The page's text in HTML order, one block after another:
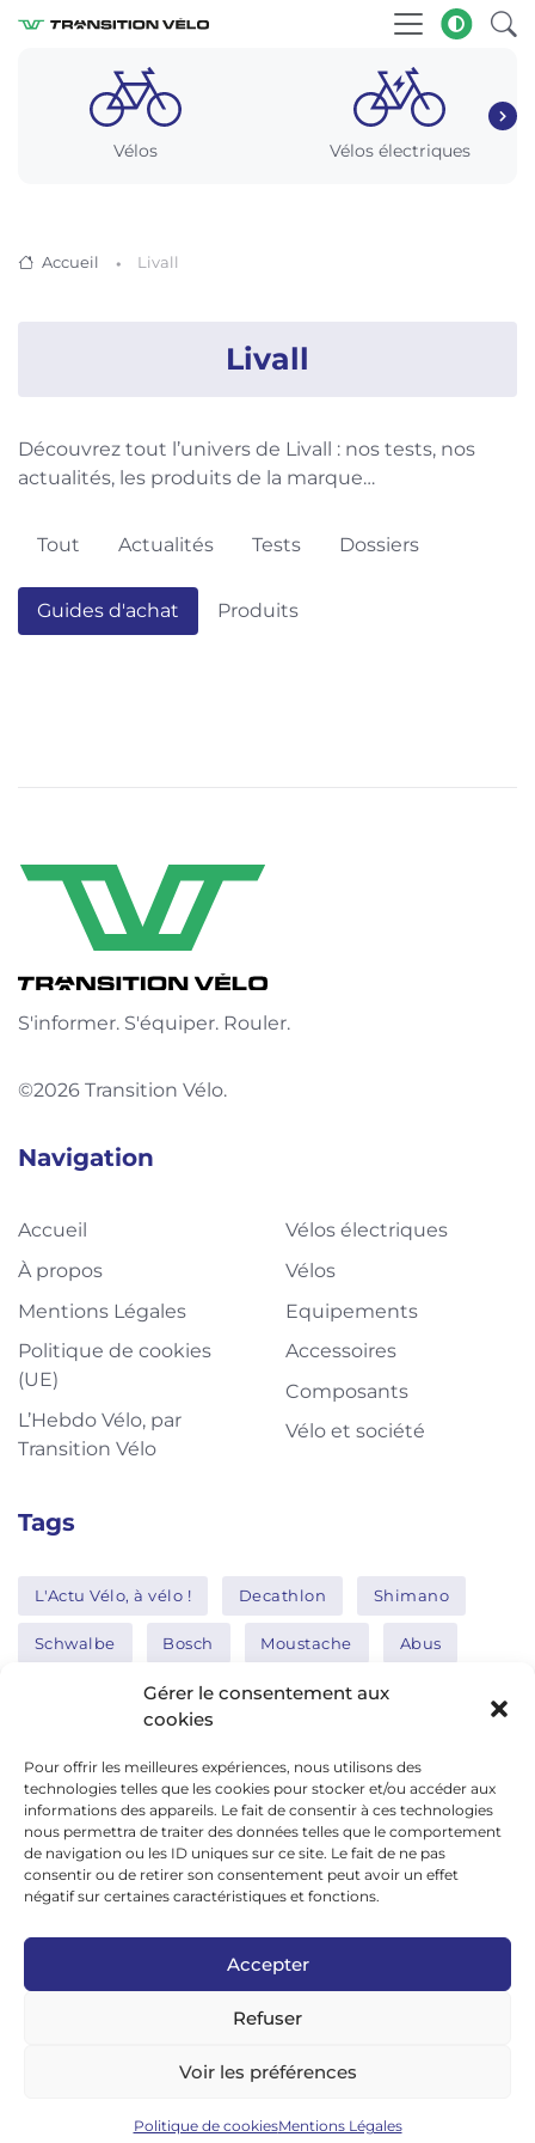
Gérer le consentement aux
cookies
Pour offrir les meilleures expériences, nous utilisons des
technologies telles que les cookies pour stocker et/ou accéder aux
informations des appareils. Le fait de consentir à ces technologies
nous permettra de traiter des données telles que le comportement
de navigation ou les ID uniques sur ce site. Le fait de ne pas
consentir ou de retirer son consentement peut avoir un effet
négatif sur certaines caractéristiques et fonctions.
Accepter
Refuser
Voir les préférences
Politique de cookiesMentions Légales
Vélos Vélos électriques
Accueil Livall
Livall
Découvrez tout l’univers de Livall : nos tests, nos
actualités, les produits de la marque…
Tout Actualités Tests Dossiers
Guides d'achat Produits
S'informer. S'équiper. Rouler.
©2026 Transition Vélo.
Navigation
Accueil
À propos
Mentions Légales
Politique de cookies
(UE)
L’Hebdo Vélo, par
Transition Vélo
Vélos électriques
Vélos
Equipements
Accessoires
Composants
Vélo et société
Tags
L'Actu Vélo, à vélo ! Decathlon Shimano
Schwalbe Bosch Moustache Abus
Thule Nakamura
Réseaux sociaux
google news
facebook
twitter